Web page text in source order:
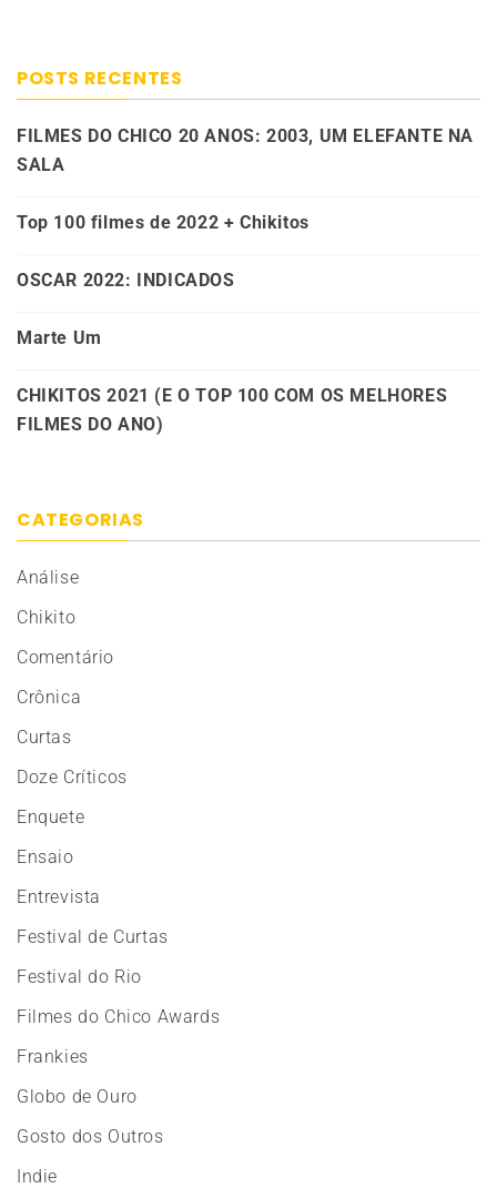
POSTS RECENTES
FILMES DO CHICO 20 ANOS: 2003, UM ELEFANTE NA
SALA
Top 100 filmes de 2022 + Chikitos
OSCAR 2022: INDICADOS
Marte Um
CHIKITOS 2021 (E O TOP 100 COM OS MELHORES
FILMES DO ANO)
CATEGORIAS
Análise
Chikito
Comentário
Crônica
Curtas
Doze Críticos
Enquete
Ensaio
Entrevista
Festival de Curtas
Festival do Rio
Filmes do Chico Awards
Frankies
Globo de Ouro
Gosto dos Outros
Indie